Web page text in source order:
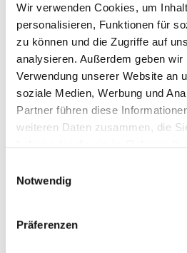
Wir verwenden Cookies, um
personalisieren, Funktionen für
zu können und die Zugriffe auf
analysieren. Außerdem geben
Verwendung unserer Website an
soziale Medien, Werbung und
Partner führen diese
weiteren Daten zusammen, die
Notwendig
Präferenzen
einmal anschauen:
Dokumentation
Tarmstedter